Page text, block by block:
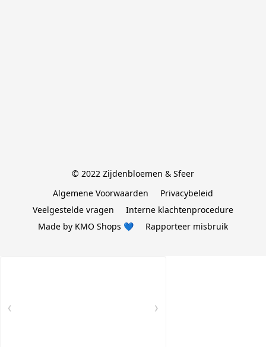
© 2022 Zijdenbloemen & Sfeer
Algemene Voorwaarden
Privacybeleid
Veelgestelde vragen
Interne klachtenprocedure
Made by KMO Shops 💙
Rapporteer misbruik